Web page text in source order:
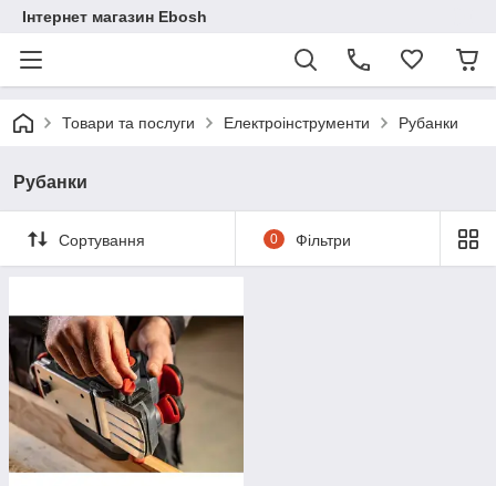
Інтернет магазин Ebosh
Товари та послуги Електроінструменти Рубанки
Рубанки
Сортування 0 Фільтри